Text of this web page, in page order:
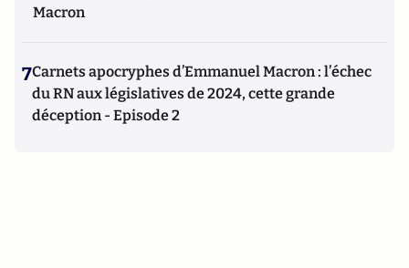
Macron
7Carnets apocryphes d’Emmanuel Macron : l’échec
du RN aux législatives de 2024, cette grande
déception - Episode 2